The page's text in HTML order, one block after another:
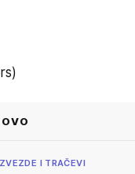
ZVEZDE I TRAČEVI